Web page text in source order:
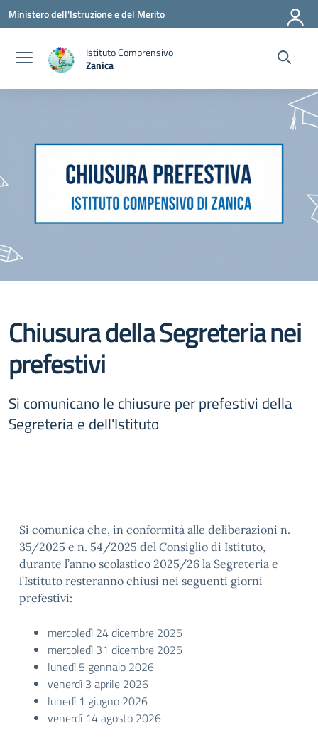
Vai ai contenuti
Vai al menu di navigazione
Vai al footer
Ministero dell'Istruzione e del Merito
Istituto Comprensivo
Zanica
Chiusura della Segreteria nei
prefestivi
Si comunicano le chiusure per prefestivi della
Segreteria e dell'Istituto
Si comunica che, in conformità alle deliberazioni n.
35/2025 e n. 54/2025 del Consiglio di Istituto,
durante l’anno scolastico 2025/26 la Segreteria e
l’Istituto resteranno chiusi nei seguenti giorni
prefestivi:
mercoledì 24 dicembre 2025
mercoledì 31 dicembre 2025
lunedì 5 gennaio 2026
venerdì 3 aprile 2026
lunedì 1 giugno 2026
venerdì 14 agosto 2026